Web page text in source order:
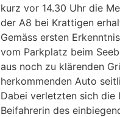
kurz vor 14.30 Uhr die
der A8 bei Krattigen
Gemäss ersten
vom Parkplatz beim
aus noch zu klärenden
herkommenden Auto
Dabei verletzten sich die
Beifahrerin des